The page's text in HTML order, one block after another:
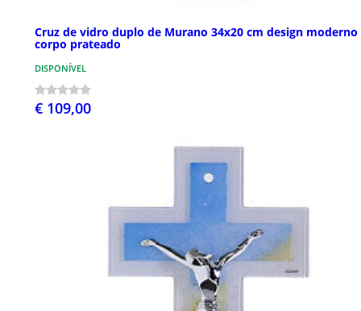
Cruz de vidro duplo de Murano 34x20 cm design moderno
corpo prateado
DISPONÍVEL
€ 109,00